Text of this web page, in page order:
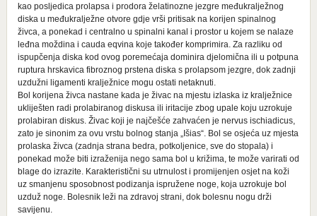
kao posljedica prolapsa i prodora želatinozne jezgre međukralježnog
diska u međukralježne otvore gdje vrši pritisak na korijen spinalnog
živca, a ponekad i centralno u spinalni kanal i prostor u kojem se nalaze
leđna moždina i cauda eqvina koje također komprimira. Za razliku od
ispupčenja diska kod ovog poremećaja dominira djelomična ili u potpuna
ruptura hrskavica fibroznog prstena diska s prolapsom jezgre, dok zadnji
uzdužni ligamenti kralježnice mogu ostati netaknuti.
Bol korijena živca nastane kada je živac na mjestu izlaska iz kralježnice
ukliješten radi prolabiranog diskusa ili iritacije zbog upale koju uzrokuje
prolabiran diskus. Živac koji je najčešće zahvaćen je nervus ischiadicus,
zato je sinonim za ovu vrstu bolnog stanja „Išias“. Bol se osjeća uz mjesta
prolaska živca (zadnja strana bedra, potkoljenice, sve do stopala) i
ponekad može biti izraženija nego sama bol u križima, te može varirati od
blage do izrazite. Karakteristični su utrnulost i promijenjen osjet na koži
uz smanjenu sposobnost podizanja ispružene noge, koja uzrokuje bol
uzduž noge. Bolesnik leži na zdravoj strani, dok bolesnu nogu drži
savijenu.